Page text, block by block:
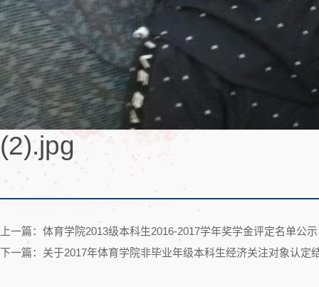
(2).jpg
上一篇：体育学院2013级本科生2016-2017学年奖学金评定名单公示
下一篇：关于2017年体育学院非毕业年级本科生经济关注对象认定